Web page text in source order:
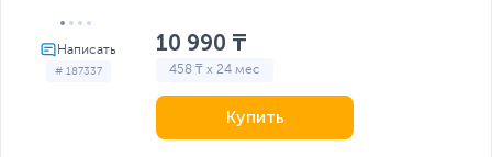
# 187337
10 990 ₸
458 ₸ x 24 мес
Купить